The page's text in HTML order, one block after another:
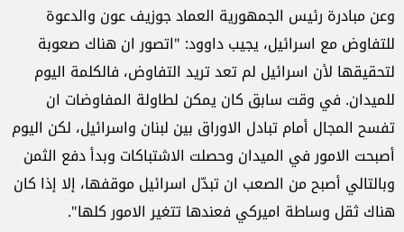
وعن مبادرة رئيس الجمهورية العماد جوزيف عون والدعوة
للتفاوض مع اسرائيل، يجيب داوود: "اتصور ان هناك صعوبة
لتحقيقها لأن اسرائيل لم تعد تريد التفاوض، فالكلمة اليوم
للميدان. في وقت سابق كان يمكن لطاولة المفاوضات ان
تفسح المجال أمام تبادل الاوراق بين لبنان واسرائيل، لكن اليوم
أصبحت الامور في الميدان وحصلت الاشتباكات وبدأ دفع الثمن
وبالتالي أصبح من الصعب ان تبدّل اسرائيل موقفها، إلا إذا كان
هناك ثقل وساطة اميركي فعندها تتغير الامور كلها".